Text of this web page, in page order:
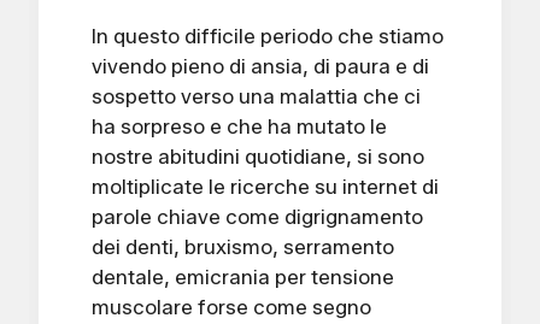
In questo difficile periodo che stiamo
vivendo pieno di ansia, di paura e di
sospetto verso una malattia che ci
ha sorpreso e che ha mutato le
nostre abitudini quotidiane, si sono
moltiplicate le ricerche su internet di
parole chiave come digrignamento
dei denti, bruxismo, serramento
dentale, emicrania per tensione
muscolare forse come segno